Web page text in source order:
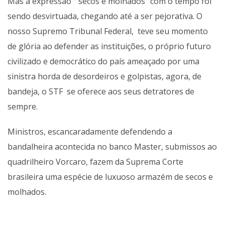
sendo desvirtuada, chegando até a ser pejorativa. O
nosso Supremo Tribunal Federal, teve seu momento
de glória ao defender as instituições, o próprio futuro
civilizado e democrático do país ameaçado por uma
sinistra horda de desordeiros e golpistas, agora, de
bandeja, o STF se oferece aos seus detratores de
sempre.
Ministros, escancaradamente defendendo a
bandalheira acontecida no banco Master, submissos ao
quadrilheiro Vorcaro, fazem da Suprema Corte
brasileira uma espécie de luxuoso armazém de secos e
molhados.